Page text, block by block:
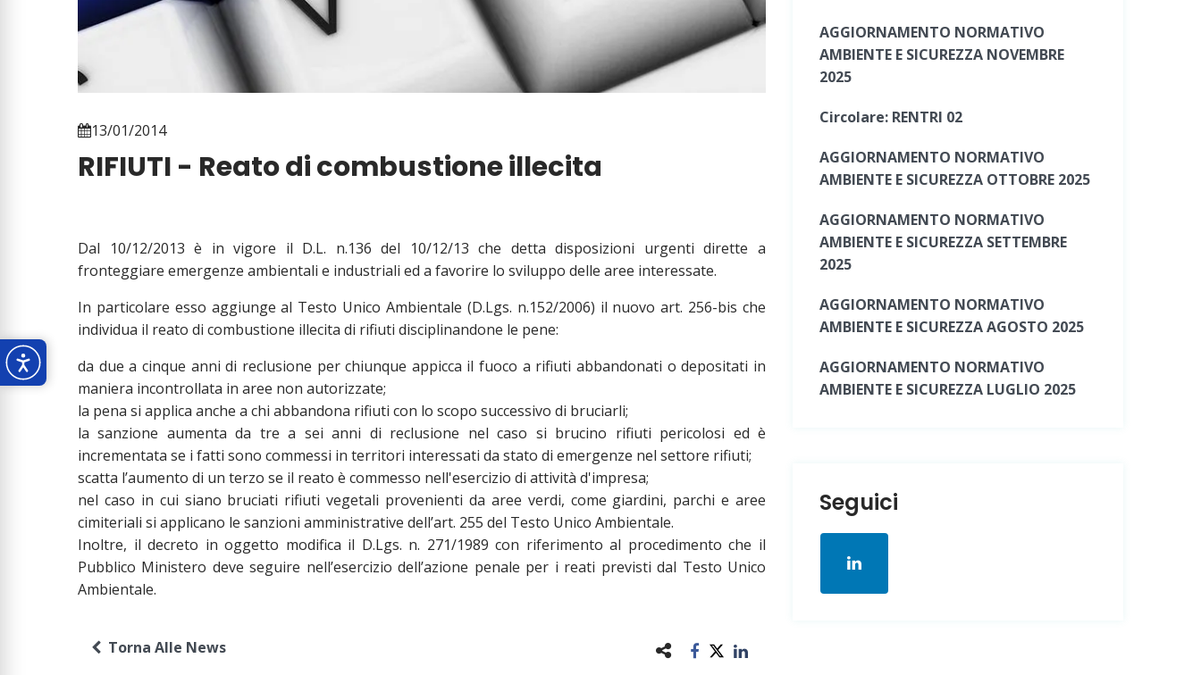
13/01/2014
RIFIUTI - Reato di combustione illecita
Dal 10/12/2013 è in vigore il D.L. n.136 del 10/12/13 che detta disposizioni urgenti dirette a
fronteggiare emergenze ambientali e industriali ed a favorire lo sviluppo delle aree interessate.
In particolare esso aggiunge al Testo Unico Ambientale (D.Lgs. n.152/2006) il nuovo art. 256-bis che
individua il reato di combustione illecita di rifiuti disciplinandone le pene:
da due a cinque anni di reclusione per chiunque appicca il fuoco a rifiuti abbandonati o depositati in
maniera incontrollata in aree non autorizzate;
la pena si applica anche a chi abbandona rifiuti con lo scopo successivo di bruciarli;
la sanzione aumenta da tre a sei anni di reclusione nel caso si brucino rifiuti pericolosi ed è
incrementata se i fatti sono commessi in territori interessati da stato di emergenze nel settore rifiuti;
scatta l’aumento di un terzo se il reato è commesso nell'esercizio di attività d'impresa;
nel caso in cui siano bruciati rifiuti vegetali provenienti da aree verdi, come giardini, parchi e aree
cimiteriali si applicano le sanzioni amministrative dell’art. 255 del Testo Unico Ambientale.
Inoltre, il decreto in oggetto modifica il D.Lgs. n. 271/1989 con riferimento al procedimento che il
Pubblico Ministero deve seguire nell’esercizio dell’azione penale per i reati previsti dal Testo Unico
Ambientale.
Torna Alle News
AGGIORNAMENTO NORMATIVO
AMBIENTE E SICUREZZA NOVEMBRE
2025
Circolare: RENTRI 02
AGGIORNAMENTO NORMATIVO
AMBIENTE E SICUREZZA OTTOBRE 2025
AGGIORNAMENTO NORMATIVO
AMBIENTE E SICUREZZA SETTEMBRE
2025
AGGIORNAMENTO NORMATIVO
AMBIENTE E SICUREZZA AGOSTO 2025
AGGIORNAMENTO NORMATIVO
AMBIENTE E SICUREZZA LUGLIO 2025
Seguici